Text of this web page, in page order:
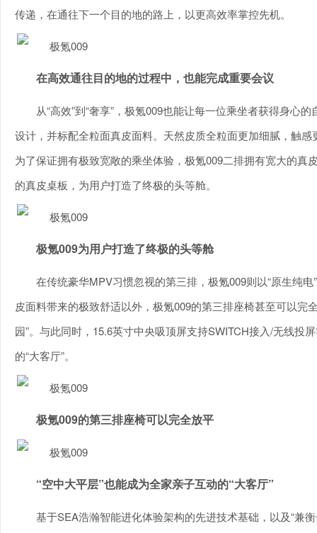
传递，在通往下一个目的地的路上，以更高效率掌控先机。
在高效通往目的地的过程中，也能完成重要会议
从“高效”到“奢享”，极氪009也能让每一位乘坐者获得身心
设计，并标配全粒面真皮面料。天然皮质全粒面更加细腻，触
为了保证拥有极致宽敞的乘坐体验，极氪009二排拥有宽大的
的真皮桌板，为用户打造了终极的头等舱。
极氪009为用户打造了终极的头等舱
在传统豪华MPV习惯忽视的第三排，极氪009则以“原生纯
皮面料带来的极致舒适以外，极氪009的第三排座椅甚至可以完
园”。与此同时，15.6英寸中央吸顶屏支持SWITCH接入/无线投
的“大客厅”。
极氪009的第三排座椅可以完全放平
“空中大平层”也能成为全家亲子互动的“大客厅”
基于SEA浩瀚智能进化体验架构的先进技术基础，以及“兼